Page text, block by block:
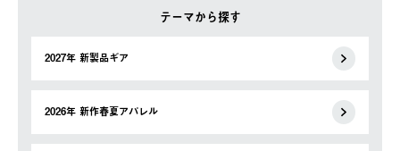
テーマから探す
2027年 新製品ギア
2026年 新作春夏アパレル